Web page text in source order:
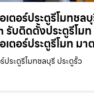
ตอร์ประตูรีโมทชล
รับติดตั้งประตูรีโมท
ตอร์ประตูรีโมท ม
ประตูรีโมทชลบุรี ประตูรั้ว